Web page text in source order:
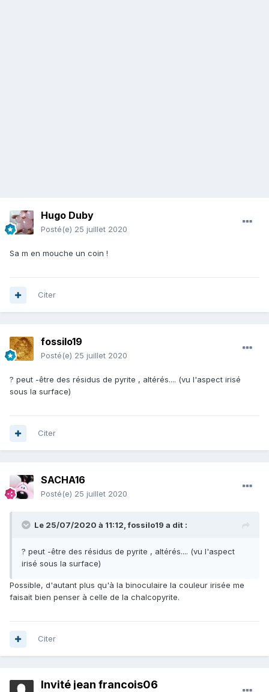
Hugo Duby
Posté(e) 25 juillet 2020
Sa m en mouche un coin !
Citer
fossilo19
Posté(e) 25 juillet 2020
? peut -être des résidus de pyrite , altérés.... (vu l'aspect irisé
sous la surface)
Citer
SACHA16
Posté(e) 25 juillet 2020
Le 25/07/2020 à 11:12,fossilo19 a dit :
? peut -être des résidus de pyrite , altérés.... (vu l'aspect
irisé sous la surface)
Possible, d'autant plus qu'à la binoculaire la couleur irisée me
faisait bien penser à celle de la chalcopyrite.
Citer
Invité jean francois06